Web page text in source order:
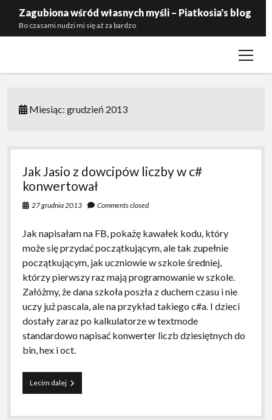
Zagubiona wśród własnych myśli – Piatkosia's blog
Bo czasami nudzi mi się aż za bardzo
open
Zaproś mnie do siebie
Miesiąc:grudzień 2013
Jak Jasio z dowcipów liczby w c#
konwertował
27 grudnia 2013 Comments closed
Jak napisałam na FB, pokażę kawałek kodu, który
może się przydać początkującym, ale tak zupełnie
początkującym, jak uczniowie w szkole średniej,
którzy pierwszy raz mają programowanie w szkole.
Załóżmy, że dana szkoła poszła z duchem czasu i nie
uczy już pascala, ale na przykład takiego c#a. I dzieci
dostały zaraz po kalkulatorze w textmode
standardowo napisać konwerter liczb dziesiętnych do
bin, hex i oct.
Lecim dalejJak
Jasio
dowcipów